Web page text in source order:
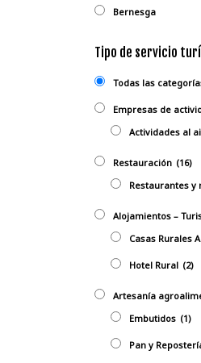
Bernesga
Tipo de servicio
Todas las
Empresas de
Actividades al
Restauración (16)
Restaurantes y
Alojamientos –
Casas Rurales
Hotel Rural (2)
Artesanía
Embutidos (1)
Pan y